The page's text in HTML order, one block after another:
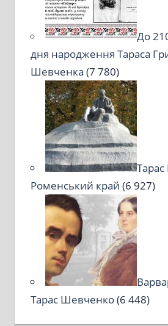
До
дня народження Тараса
Шевченка (7 780)
Роменський край (6 927)
Тарас Шевченко(6 448)